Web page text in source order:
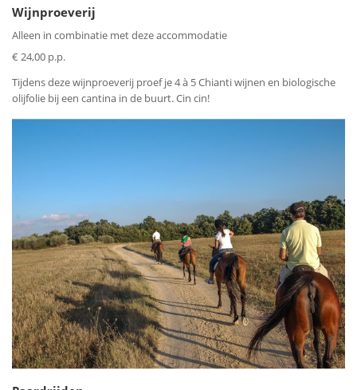
Wijnproeverij
Alleen in combinatie met deze accommodatie
€ 24,00 p.p.
Tijdens deze wijnproeverij proef je 4 à 5 Chianti wijnen en biologische
olijfolie bij een cantina in de buurt. Cin cin!